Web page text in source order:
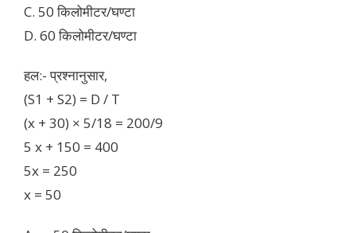
C. 50 किलोमीटर/घण्टा
D. 60 किलोमीटर/घण्टा
हल:- प्रश्नानुसार,
(S1 + S2) = D / T
(x + 30) × 5/18 = 200/9
5 x + 150 = 400
5x = 250
x = 50